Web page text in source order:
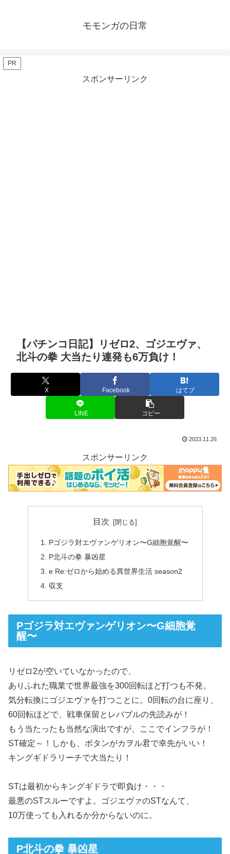
モモンガの日常
PR
スポンサーリンク
【パチンコ日記】リゼロ2、ゴジエヴァ、
北斗の拳 大当たり連発も6万負け！
X Facebook はてブ
LINE コピー
2023.11.26
スポンサーリンク
目次
Pゴジラ対エヴァンゲリオン〜G細胞覚醒〜
P北斗の拳 暴凶星
e Re:ゼロから始める異世界生活 season2
収支
Pゴジラ対エヴァンゲリオン〜G細胞覚
醒〜
リゼロ2が空いていなかったので、
ありふれた職業で世界最強を300回転ほど打つも不発。
気分転換にゴジエヴァを打つことに。0回転の台に座り、
60回転ほどで、戦車保留とレバブルの先読みが！
もう当たったも当然な演出ですが、ここでインフラが！
ST確定～！しかも、ボタンがカヲル君で幸先がいい！
キングギドラリーチで大当たり！
STは最初からキングギドラで即負け・・・
最悪のSTスルーですよ。ゴジエヴァのSTなんて、
10万使っても入れるか分からないのに。
P北斗の拳 暴凶星